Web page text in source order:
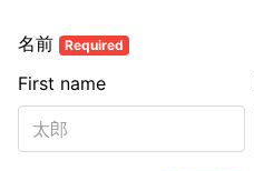
名前 Required
First name